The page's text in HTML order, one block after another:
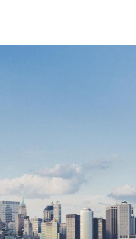
SERVICES
知財活動のROICへの貢
を活用した知財戦略の
打ち」で、新たな発